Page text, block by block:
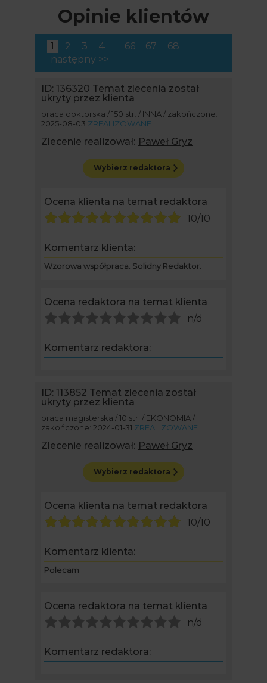
Opinie klientów
1 2 3 4 66 67
68
następny >>
ID: 136320 Temat zlecenia został
ukryty przez klienta
praca doktorska / 150 str. / INNA / zakończone:
2025-08-03 ZREALIZOWANE
Zlecenie realizował: Paweł Gryz
Wybierz redaktora
Ocena klienta na temat redaktora
10/10
Komentarz klienta:
Wzorowa współpraca. Solidny Redaktor.
Ocena redaktora na temat klienta
n/d
Komentarz redaktora:
ID: 113852 Temat zlecenia został
ukryty przez klienta
praca magisterska / 10 str. / EKONOMIA /
zakończone: 2024-01-31 ZREALIZOWANE
Zlecenie realizował: Paweł Gryz
Wybierz redaktora
Ocena klienta na temat redaktora
10/10
Komentarz klienta:
Polecam
Ocena redaktora na temat klienta
n/d
Komentarz redaktora: